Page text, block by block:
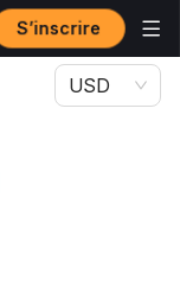
S’inscrire
USD